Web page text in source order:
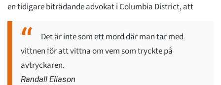
en tidigare biträdande advokat i Columbia District, att
Det är inte som ett mord där man tar med
vittnen för att vittna om vem som tryckte på
avtryckaren.
Randall Eliason